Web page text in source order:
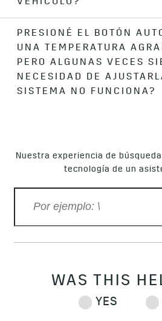
VEHÍCULO?
agradable, como lo harías en tu
El sistema automáticamente
esa temperatura rápidamente.
PRESIONÉ EL BOTÓN
UNA TEMPERATURA
PERO ALGUNAS VECES
NECESIDAD DE
SISTEMA NO FUNCIONA?
dirección en la que se posicionan
ventilación. Por estos motivos, es
Nuestra experiencia de
tecnología de un